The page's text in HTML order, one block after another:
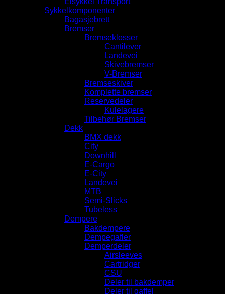
Sykkelkomponenter
Bagasjebrett
Bremser
Bremseklosser
Cantilever
Landevei
Skivebremser
V-Bremser
Bremseskiver
Komplette bremser
Reservedeler
Kulelagere
Tilbehør Bremser
Dekk
BMX dekk
City
Downhill
E-Cargo
E-City
Landevei
MTB
Semi-Slicks
Tubeless
Dempere
Bakdempere
Dempegafler
Demperdeler
Airsleeves
Cartridger
CSU
Deler til bakdemper
Deler til gaffel